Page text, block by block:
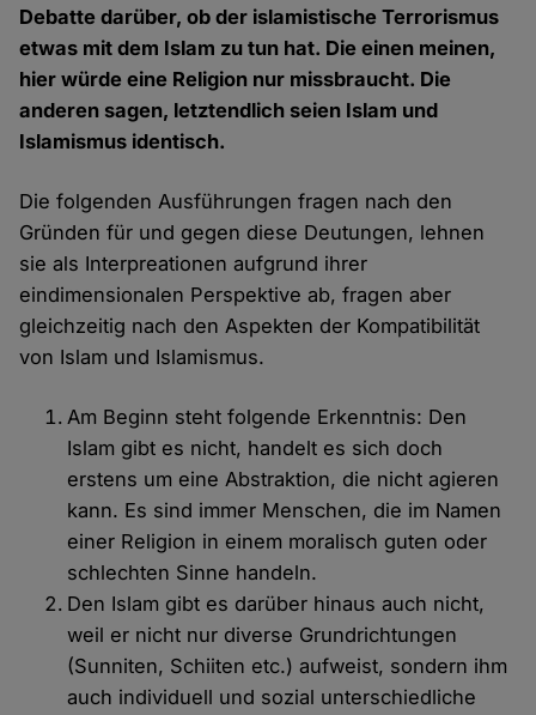
Debatte darüber, ob der islamistische Terrorismus
etwas mit dem Islam zu tun hat. Die einen meinen,
hier würde eine Religion nur missbraucht. Die
anderen sagen, letztendlich seien Islam und
Islamismus identisch.
Die folgenden Ausführungen fragen nach den
Gründen für und gegen diese Deutungen, lehnen
sie als Interpreationen aufgrund ihrer
eindimensionalen Perspektive ab, fragen aber
gleichzeitig nach den Aspekten der Kompatibilität
von Islam und Islamismus.
Am Beginn steht folgende Erkenntnis: Den
Islam gibt es nicht, handelt es sich doch
erstens um eine Abstraktion, die nicht agieren
kann. Es sind immer Menschen, die im Namen
einer Religion in einem moralisch guten oder
schlechten Sinne handeln.
Den Islam gibt es darüber hinaus auch nicht,
weil er nicht nur diverse Grundrichtungen
(Sunniten, Schiiten etc.) aufweist, sondern ihm
auch individuell und sozial unterschiedliche